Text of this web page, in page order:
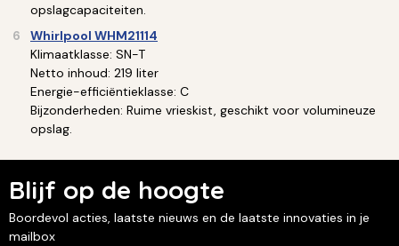
opslagcapaciteiten.
Whirlpool WHM21114
Klimaatklasse: SN-T
Netto inhoud: 219 liter
Energie-efficiëntieklasse: C
Bijzonderheden: Ruime vrieskist, geschikt voor volumineuze
opslag.
Blijf op de hoogte
Boordevol acties, laatste nieuws en de laatste innovaties in je
mailbox